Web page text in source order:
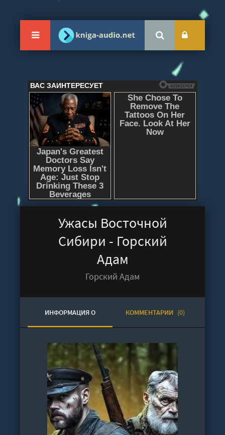
Ужасы Восточной
Сибири - Горский
Адам
Горский Адам
ИНФОРМАЦИЯ О
АУДИОКНИГЕ
КОММЕНТАРИИ (0)